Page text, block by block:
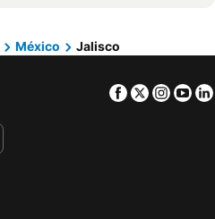
Hoteles en Puerto Plata
Hoteles en Panamá
México Jalisco
Facebook
Twitter